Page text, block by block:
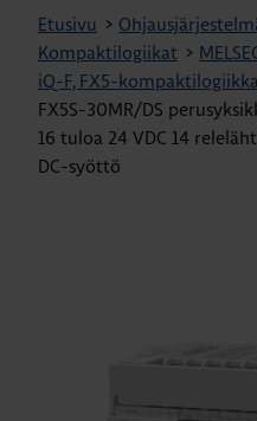
Etusivu >
Kompaktilogiikat >
iQ-F, FX5-
FX5S-30MR/DS
16 tuloa 24 VDC 14
DC-syöttö